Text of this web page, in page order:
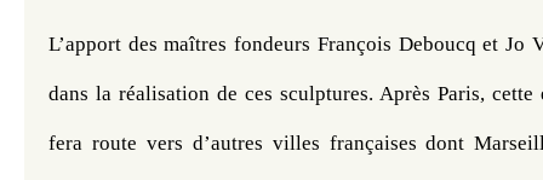
L’apport des maîtres fondeurs François Deboucq et Jo
dans la réalisation de ces sculptures. Après Paris,
fera route vers d’autres villes françaises dont